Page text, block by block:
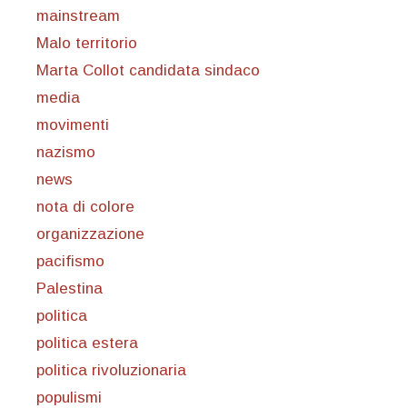
mainstream
Malo territorio
Marta Collot candidata sindaco
media
movimenti
nazismo
news
nota di colore
organizzazione
pacifismo
Palestina
politica
politica estera
politica rivoluzionaria
populismi